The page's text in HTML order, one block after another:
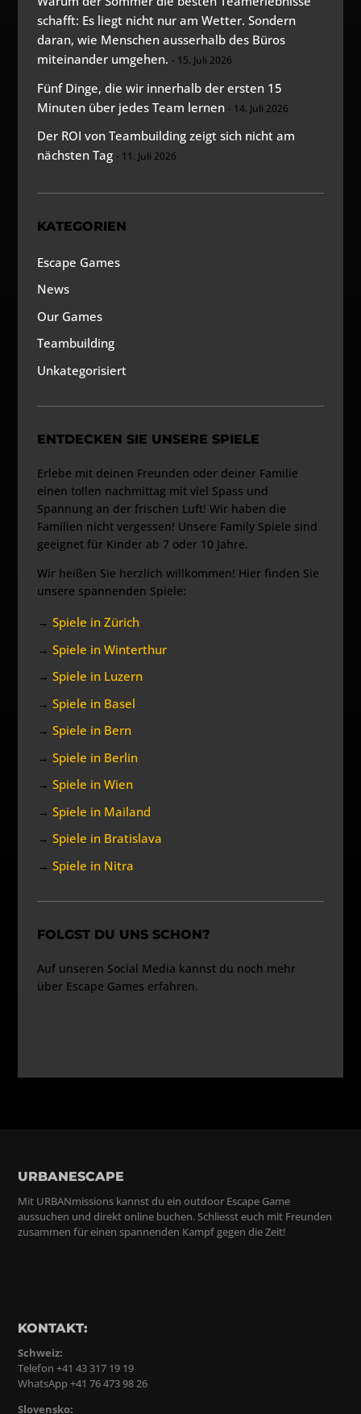
schafft: Es liegt nicht nur am Wetter. Sondern
daran, wie Menschen ausserhalb des Büros
miteinander umgehen.
15. Juli 2026
Fünf Dinge, die wir innerhalb der ersten 15
Minuten über jedes Team lernen
14. Juli 2026
Der ROI von Teambuilding zeigt sich nicht am
nächsten Tag
11. Juli 2026
KATEGORIEN
Escape Games
News
Our Games
Teambuilding
Unkategorisiert
ENTDECKEN SIE UNSERE SPIELE
Erlebe mit deinen Freunden oder deiner Familie
einen tollen nachmittag mit viel Spass und
Spannung an der frischen Luft! Wir haben die
Familien nicht vergessen! Unsere Family Spiele sind
geeignet für Kinder ab 7 oder 10 Jahre.
Wir heißen Sie herzlich willkommen! Hier finden Sie
unsere spannenden Spiele:
→Spiele in Zürich
→Spiele in Winterthur
→Spiele in Luzern
→Spiele in Basel
→Spiele in Bern
→Spiele in Berlin
→Spiele in Wien
→Spiele in Mailand
→Spiele in Bratislava
→Spiele in Nitra
FOLGST DU UNS SCHON?
Auf unseren Social Media kannst du noch mehr
über Escape Games erfahren.
URBANESCAPE
Mit URBANmissions kannst du ein outdoor Escape Game
aussuchen und direkt online buchen. Schliesst euch mit Freunden
zusammen für einen spannenden Kampf gegen die Zeit!
KONTAKT:
Schweiz:
Telefon +41 43 317 19 19
WhatsApp +41 76 473 98 26
Slovensko: